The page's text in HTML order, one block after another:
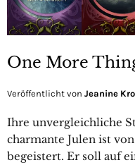
One More
Veröffentlicht von Jeanine
Ihre unvergleichliche
charmante Julen ist
begeistert. Er soll auf